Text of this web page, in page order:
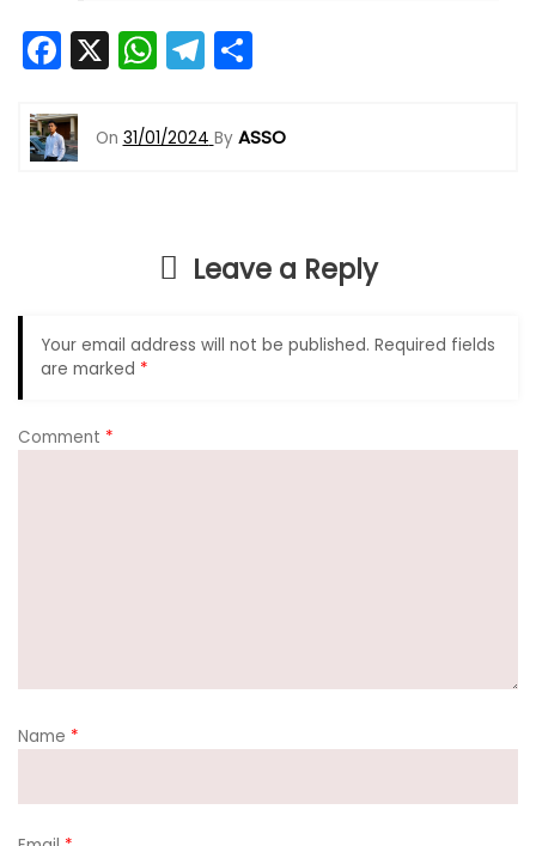
F
a
c
e
X W
h
a
ts
p
T
el
e
gr
ar
On 31/01/2024 By ASSO
Leave a Reply
Your email address will not be published. Required fields
are marked *
Comment *
Name *